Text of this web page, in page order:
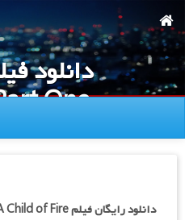
به
محتوای
اصلی
One
of Fire
دانلود رایگان فیلمChild of Fire